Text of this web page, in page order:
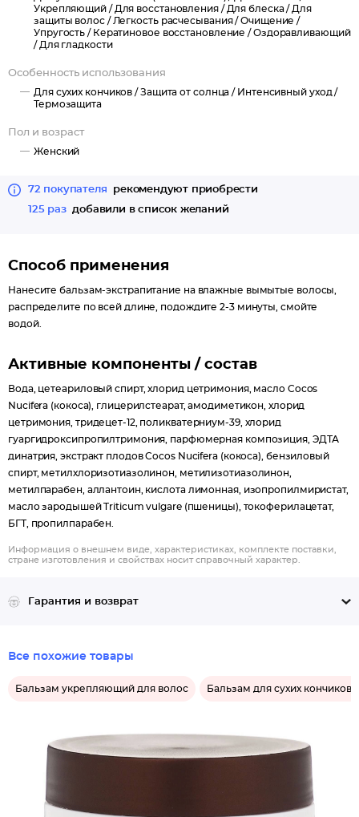
аминокислотами, укрепляет волосяные луковицы, образует на
поверхности волоса защитный слой и оберегает их во время
Укрепляющий / Для восстановления / Для блеска / Для
защиты волос / Легкость расчесывания /Очищение /
Упругость / Кератиновое восстановление /Оздоравливающий
/ Для гладкости
Особенность использования
Для сухих кончиков /Защита от солнца / Интенсивный уход /
Термозащита
Пол и возраст
Женский
72 покупателя
рекомендуют приобрести
125 раз добавили в список желаний
Способ применения
Нанесите бальзам-экстрапитание на влажные вымытые волосы,
распределите по всей длине, подождите 2-3 минуты, смойте
водой.
Активные компоненты / состав
Вода, цетеариловый спирт, хлорид цетримония, масло Cocos
Nucifera (кокоса), глицерилстеарат, амодиметикон, хлорид
цетримония, тридецет-12, поликватерниум-39, хлорид
гуаргидроксипропилтримония, парфюмерная композиция, ЭДТА
динатрия, экстракт плодов Cocos Nucifera (кокоса), бензиловый
спирт, метилхлоризотиазолинон, метилизотиазолинон,
метилпарабен, аллантоин, кислота лимонная, изопропилмиристат,
масло зародышей Triticum vulgare (пшеницы), токоферилацетат,
БГТ, пропилпарабен.
Информация о внешнем виде, характеристиках, комплекте поставки,
стране изготовления и свойствах носит справочный характер.
Гарантия и возврат
Все похожие товары
Бальзам укрепляющий для волос Бальзам для сухих кончиков